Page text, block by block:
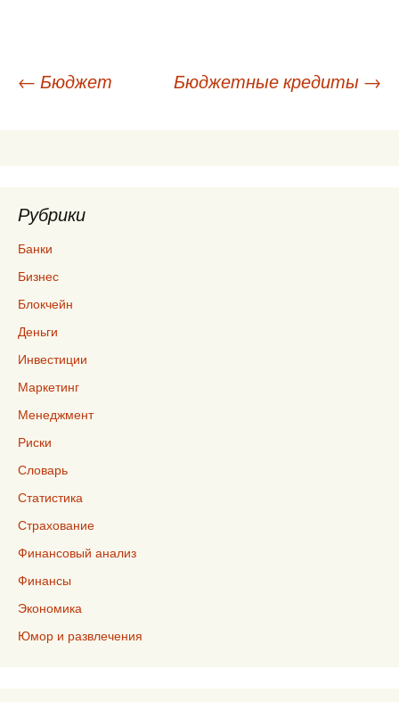
Навигация
← Бюджет Бюджетные кредиты →
Рубрики
Банки
Бизнес
Блокчейн
Деньги
Инвестиции
Маркетинг
Менеджмент
Риски
Словарь
Статистика
Страхование
Финансовый анализ
Финансы
Экономика
Юмор и развлечения